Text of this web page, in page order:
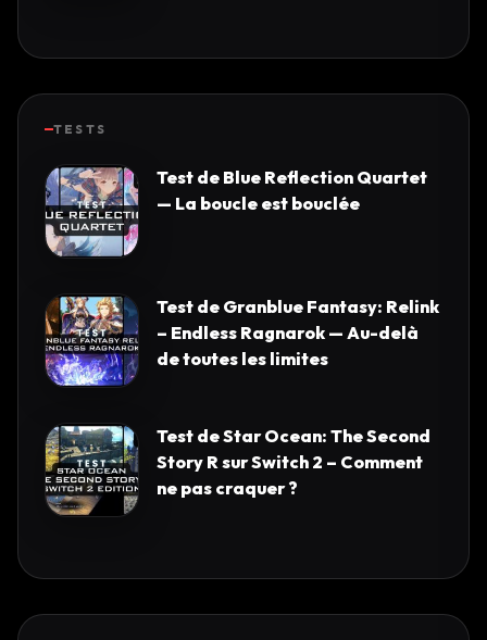
TESTS
Test de Blue Reflection Quartet
— La boucle est bouclée
Test de Granblue Fantasy: Relink
– Endless Ragnarok — Au-delà
de toutes les limites
Test de Star Ocean: The Second
Story R sur Switch 2 – Comment
ne pas craquer ?